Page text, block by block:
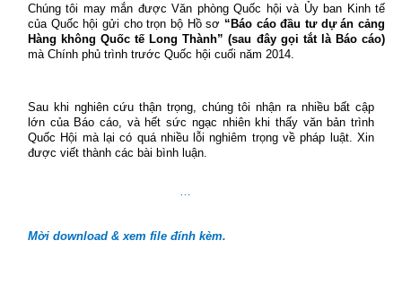
Chúng tôi may mắn được Văn phòng Quốc hội và Ủy ban Kinh tế
của Quốc hội gửi cho trọn bộ Hồ sơ “Báo cáo đầu tư dự án cảng
Hàng không Quốc tế Long Thành” (sau đây gọi tắt là Báo cáo)
mà Chính phủ trình trước Quốc hội cuối năm 2014.
Sau khi nghiên cứu thận trọng, chúng tôi nhận ra nhiều bất cập
lớn của Báo cáo, và hết sức ngạc nhiên khi thấy văn bản trình
Quốc Hội mà lại có quá nhiều lỗi nghiêm trọng về pháp luật. Xin
được viết thành các bài bình luận.
Mời download & xem file đính kèm.